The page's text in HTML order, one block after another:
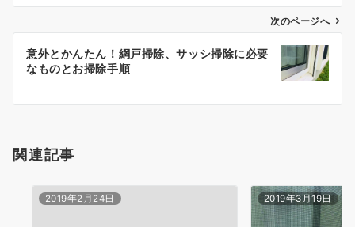
ン
次のページへ
意外とかんたん！網戸掃除、サッシ掃除に必要
なものとお掃除手順
関連記事
2019年2月24日 2019年3月19日